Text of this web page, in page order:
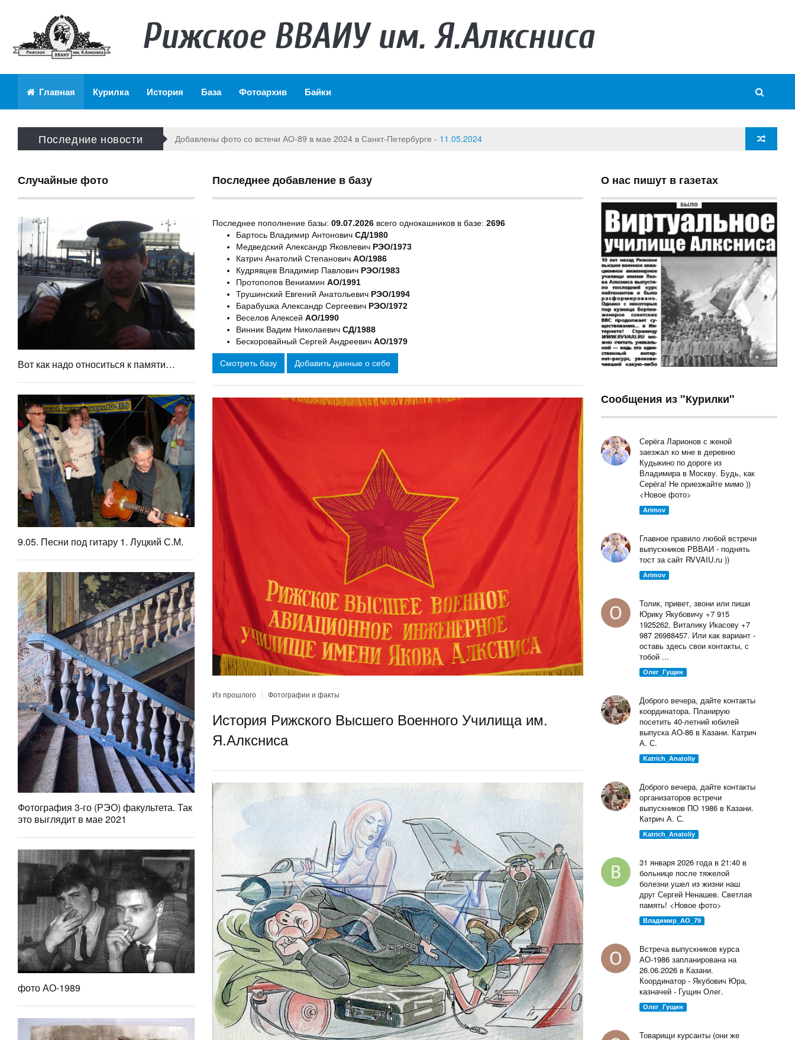
Рижское ВВАИУ им. Я.Алксниса
Главная Курилка История База Фотоархив Байки
Последние новости Добавлен рассказ Игоря Арбичева - "Шифер" - 06.07.2022
Случайные фото
Вот как надо относиться к памяти…
9.05. Песни под гитару 1. Луцкий С.М.
Фотография 3-го (РЭО) факультета. Так
это выглядит в мае 2021
фото АО-1989
Последнее добавление в базу
Последнее пополнение базы: 09.07.2026всего однокашников в базе: 2696
Бартось Владимир Антонович СД/1980
Медведский Александр Яковлевич РЭО/1973
Катрич Анатолий Степанович АО/1986
Кудрявцев Владимир Павлович РЭО/1983
Протопопов Вениамин АО/1991
Трушинский Евгений Анатольевич РЭО/1994
Барабушка Александр Сергеевич РЭО/1972
Веселов Алексей АО/1990
Винник Вадим Николаевич СД/1988
Бескоровайный Сергей Андреевич АО/1979
Смотреть базу Добавить данные о себе
Из прошлого Фотографии и факты
История Рижского Высшего Военного Училища им.
Я.Алксниса
О нас пишут в газетах
Сообщения из "Курилки"
Серёга Ларионов с женой
заезжал ко мне в деревню
Кудыкино по дороге из
Владимира в Москву. Будь, как
Серёга! Не приезжайте мимо ))
<Новое фото>
Arimov
Главное правило любой встречи
выпускников РВВАИ - поднять
тост за сайт RVVAIU.ru ))
Arimov
Толик, привет, звони или пиши
Юрику Якубовичу +7 915
1925262, Виталику Икасову +7
987 26988457. Или как вариант -
оставь здесь свои контакты, с
тобой ...
Олег_Гущин
Доброго вечера, дайте контакты
координатора. Планирую
посетить 40-летний юбилей
выпуска АО-86 в Казани. Катрич
А. С.
Katrich_Anatoliy
Доброго вечера, дайте контакты
организаторов встречи
выпускников ПО 1986 в Казани.
Катрич А. С.
Katrich_Anatoliy
31 января 2026 года в 21:40 в
больнице после тяжелой
болезни ушел из жизни наш
друг Сергей Ненашев. Светлая
память! <Новое фото>
Владимир_AO_79
Встреча выпускников курса
АО-1986 запланирована на
26.06.2026 в Казани.
Координатор - Якубович Юра,
казначей - Гущин Олег.
Олег_Гущин
Товарищи курсанты (они же